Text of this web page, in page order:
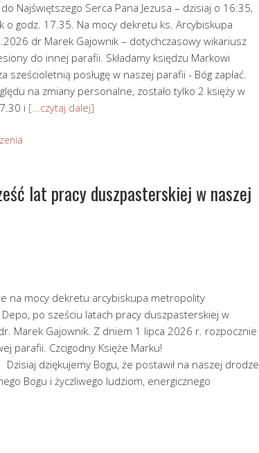
Najświętszego Serca Pana Jezusa – dzisiaj o 16:35,
o godz. 17.35. Na mocy dekretu ks. Arcybiskupa
dr Marek Gajownik – dotychczasowy wikariusz
do innej parafii. Składamy księdzu Markowi
sześcioletnią posługę w naszej parafii - Bóg zapłać.
na zmiany personalne, zostało tylko 2 księży w
i [...czytaj dalej]
lat pracy duszpasterskiej w naszej
na mocy dekretu arcybiskupa metropolity
Depo, po sześciu latach pracy duszpasterskiej w
Marek Gajownik. Z dniem 1 lipca 2026 r. rozpocznie
nowej parafii. Czcigodny Księże Marku!
Bogu, że postawił na naszej drodze
Bogu i życzliwego ludziom, energicznego